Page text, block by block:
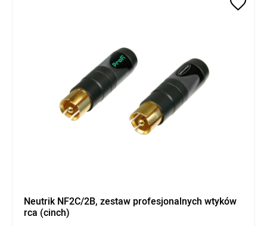
Neutrik NF2C/2B, zestaw profesjonalnych wtyków
rca (cinch)